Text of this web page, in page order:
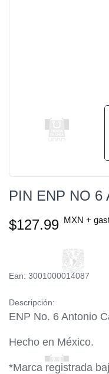
PIN ENP NO 6
$127.99 MXN +
Ean: 3001000014087
Descripción:
ENP No. 6 Antonio
Hecho en México.
*Marca registrada